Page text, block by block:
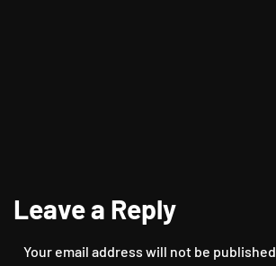
Leave a Reply
Your email address will not be published.